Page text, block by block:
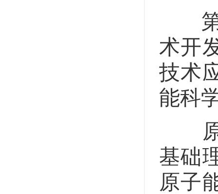
第
术开
技术
能科
原
基础
原子